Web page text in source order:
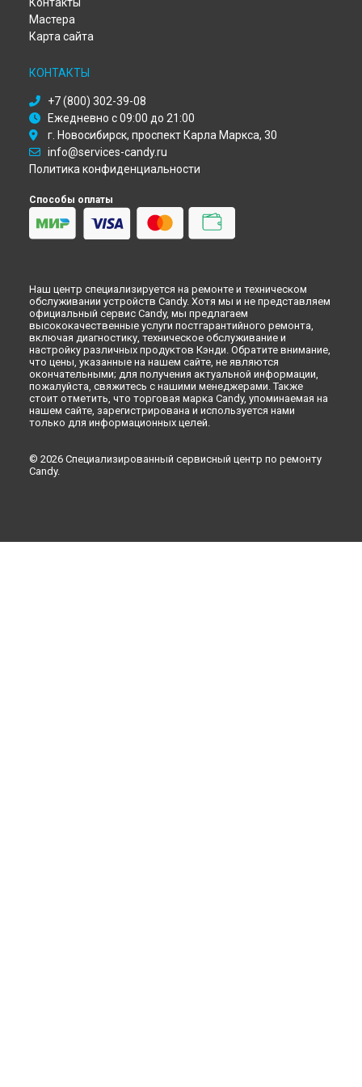
Ремонт посудомоечной машины CDI 2D10473-07 Candy в
Томске
Ремонт посудомоечной машины CDI 2D10473-07 Candy в
Ремонт посудомоечной машины CDI 2D10473-07 Candy в
Ремонт посудомоечной машины CDI 2D10473-07 Candy в
Самаре
Ремонт посудомоечной машины CDI 2D10473-07 Candy в
Омске
Ремонт посудомоечной машины CDI 2D10473-07 Candy в
Ремонт посудомоечной машины CDI 2D10473-07 Candy в
Перми
Ремонт посудомоечной машины CDI 2D10473-07 Candy в
Ульяновске
Ремонт посудомоечной машины CDI 2D10473-07 Candy в
Оренбурге
Ремонт посудомоечной машины CDI 2D10473-07 Candy в
Кемерово
Ремонт посудомоечной машины CDI 2D10473-07 Candy в
Новокузнецке
Ремонт посудомоечной машины CDI 2D10473-07 Candy в
Рязани
Ремонт посудомоечной машины CDI 2D10473-07 Candy в
Ремонт посудомоечной машины CDI 2D10473-07 Candy в
Набережных Челнах
Мастера
Карта сайта
КОНТАКТЫ
+7 (800) 302-39-08
Ежедневно с 09:00 до 21:00
г. Новосибирск, проспект Карла Маркса, 30
info@services-candy.ru
Политика конфиденциальности
Способы оплаты
Наш центр специализируется на ремонте и техническом
обслуживании устройств Candy. Хотя мы и не представляем
официальный сервис Candy, мы предлагаем
высококачественные услуги постгарантийного ремонта,
включая диагностику, техническое обслуживание и
настройку различных продуктов Кэнди. Обратите внимание,
что цены, указанные на нашем сайте, не являются
окончательными; для получения актуальной информации,
пожалуйста, свяжитесь с нашими менеджерами. Также
стоит отметить, что торговая марка Candy, упоминаемая на
нашем сайте, зарегистрирована и используется нами
только для информационных целей.
© 2026 Специализированный сервисный центр по ремонту
Candy.